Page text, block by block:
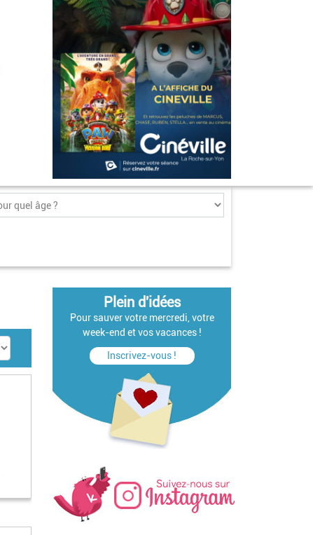
Plein d'idées
Pour sauver votre mercredi, votre
week-end et vos vacances !
Inscrivez-vous !